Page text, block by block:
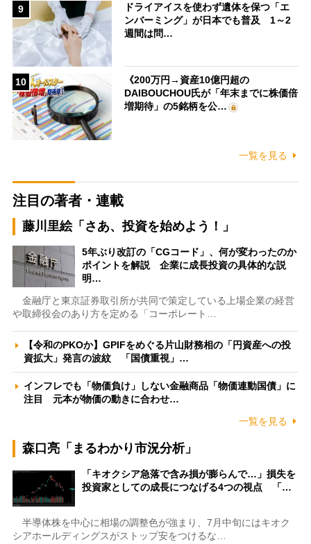
9
ドライアイスを使わず遺体を保つ「エ
ンバーミング」が日本でも普及 1～2
週間は問…
10
《200万円→資産10億円超の
DAIBOUCHOU氏が「年末までに株価倍
増期待」の5銘柄を公…
一覧を見る
注目の著者・連載
藤川里絵「さあ、投資を始めよう！」
5年ぶり改訂の「CGコード」、何が変わったのか
ポイントを解説 企業に成長投資の具体的な説
明…
金融庁と東京証券取引所が共同で策定している上場企業の経営
や取締役会のあり方を定める「コーポレート…
【令和のPKOか】GPIFをめぐる片山財務相の「円資産への投
資拡大」発言の波紋 「国債重視」…
インフレでも「物価負け」しない金融商品「物価連動国債」に
注目 元本が物価の動きに合わせ…
一覧を見る
森口亮「まるわかり市況分析」
「キオクシア急落で含み損が膨らんで…」損失を
投資家としての成長につなげる4つの視点 「…
半導体株を中心に相場の調整色が強まり、7月中旬にはキオク
シアホールディングスがストップ安をつけるな…